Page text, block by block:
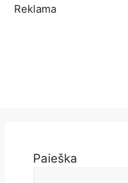
Reklama
Paieška